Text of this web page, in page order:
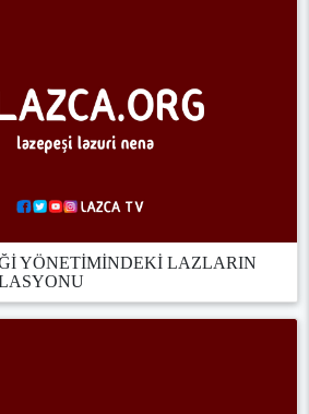
YÖNETİMİNDEKİ LAZLARIN